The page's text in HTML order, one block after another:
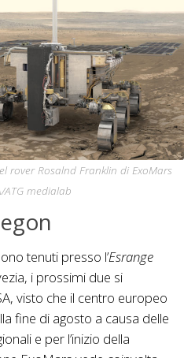
rover Rosalnd Franklin di ExoMars
ATG medialab
tenuti presso l’Esrange
i prossimi due si
visto che il centro europeo
fine di agosto a causa delle
e per l’inizio della